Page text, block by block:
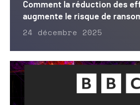
Comment la réduction des
augmente le risque de
24 décembre 2025